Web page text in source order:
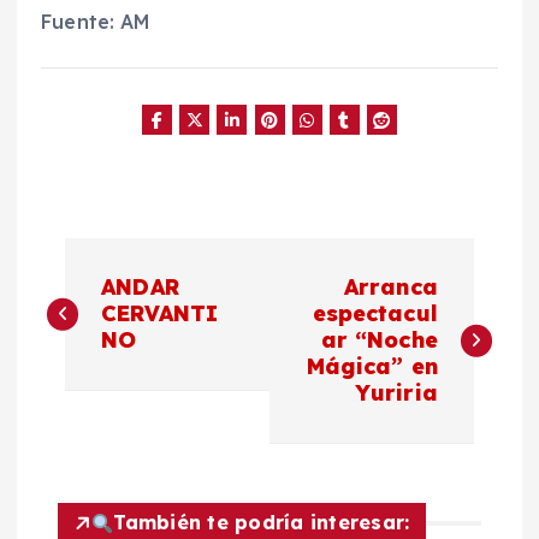
Fuente: AM
a
g
ANDAR
CERVANTI
NO
Arranca
espectacul
ar “Noche
Mágica” en
Yuriria
También te podría interesar: